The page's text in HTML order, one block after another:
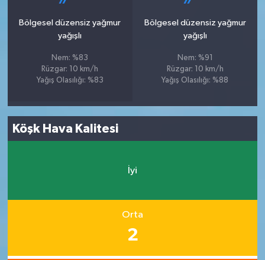
Bölgesel düzensiz yağmur
yağışlı
Nem: %83
Rüzgar: 10 km/h
Yağış Olasılığı: %83
Bölgesel düzensiz yağmur
yağışlı
Nem: %91
Rüzgar: 10 km/h
Yağış Olasılığı: %88
Köşk Hava Kalitesi
İyi
Orta
2